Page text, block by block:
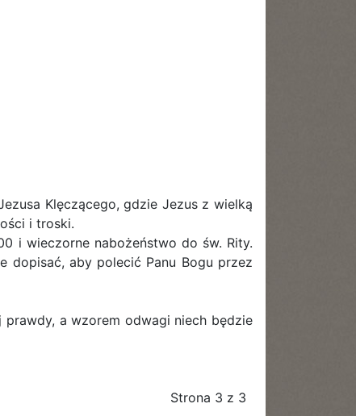
Klęczącego, gdzie Jezus z wielką
i troski.
i wieczorne nabożeństwo do św. Rity.
dopisać, aby polecić Panu Bogu przez
prawdy, a wzorem odwagi niech będzie
Strona 3 z 3